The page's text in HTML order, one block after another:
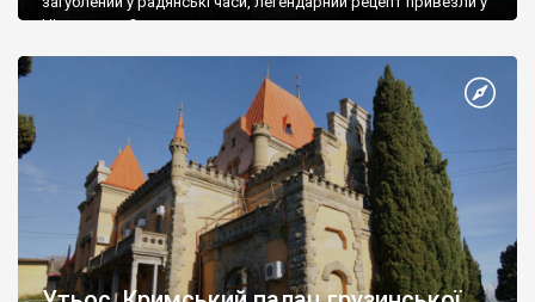
Ніжин греки?